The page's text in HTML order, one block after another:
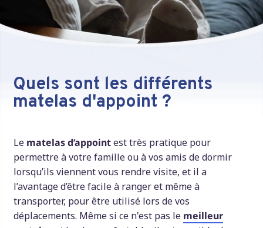
Quels sont les différents
matelas d'appoint ?
Le matelas d’appointest très pratique pour
permettre à votre famille ou à vos amis de dormir
lorsqu’ils viennent vous rendre visite, et il a
l’avantage d’être facile à ranger et même à
transporter, pour être utilisé lors de vos
déplacements. Même si ce n'est pas le meilleur